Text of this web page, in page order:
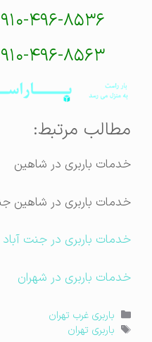
۰۹۱۰-۴۹۶-۸۵۳۶
۰۹۱۰-۴۹۶-۸۵۶۳
مطالب مرتبط:
خدمات باربری در شاهین
خدمات باربری در شاهین جنوبی
خدمات باربری در جنت آباد
خدمات باربری در شهران
دسته‌ها
باربری غرب تهران
برچسب‌ها
باربری تهران